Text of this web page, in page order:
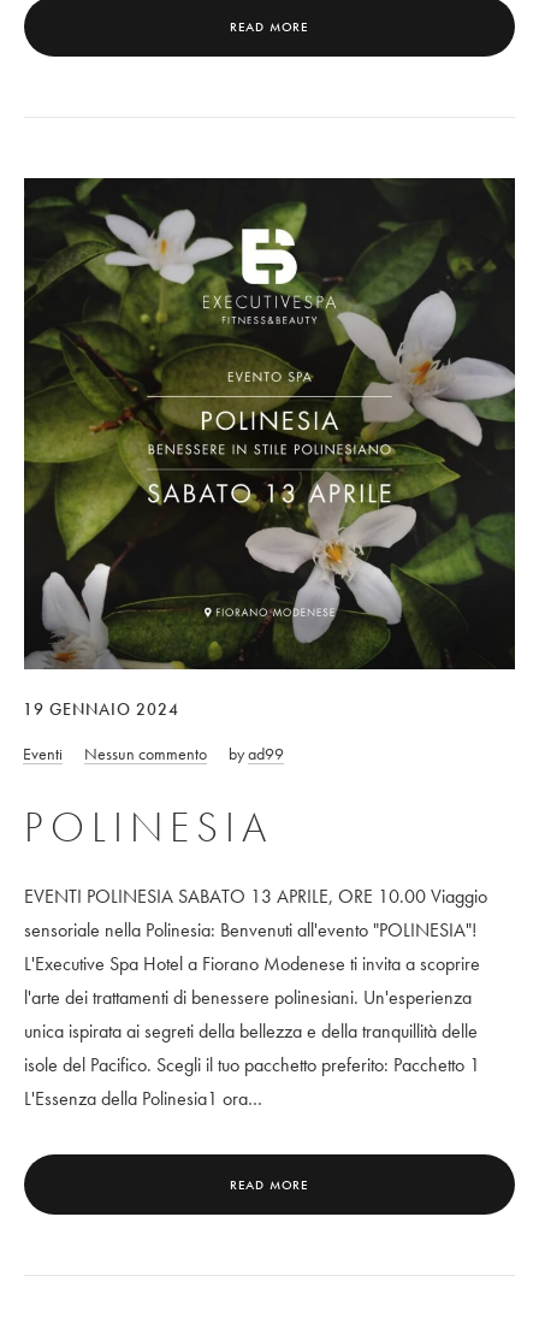
READ MORE
19 GENNAIO 2024
Eventi Nessun commento byad99
POLINESIA
EVENTI POLINESIA SABATO 13 APRILE, ORE 10.00 Viaggio
sensoriale nella Polinesia: Benvenuti all'evento "POLINESIA"!
L'Executive Spa Hotel a Fiorano Modenese ti invita a scoprire
l'arte dei trattamenti di benessere polinesiani. Un'esperienza
unica ispirata ai segreti della bellezza e della tranquillità delle
isole del Pacifico. Scegli il tuo pacchetto preferito: Pacchetto 1
L'Essenza della Polinesia1 ora…
READ MORE